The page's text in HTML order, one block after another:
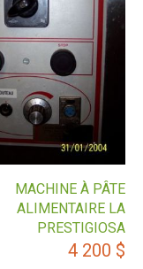
MACHINE À PÂTE
ALIMENTAIRE LA
PRESTIGIOSA
4 200 $